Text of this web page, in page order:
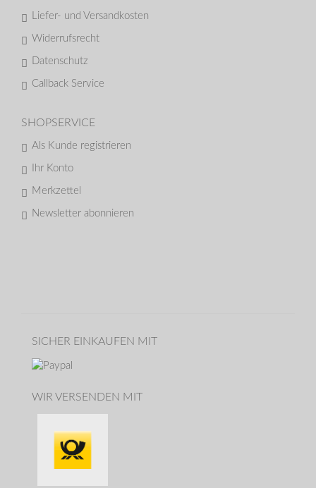
Liefer- und Versandkosten
Widerrufsrecht
Datenschutz
Callback Service
SHOPSERVICE
Als Kunde registrieren
Ihr Konto
Merkzettel
Newsletter abonnieren
SICHER EINKAUFEN MIT
WIR VERSENDEN MIT